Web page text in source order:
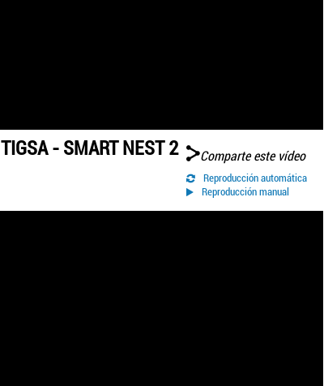
Comparte este vídeo
Reproducción automática
Reproducción manual
TIGSA - SMART NEST 2